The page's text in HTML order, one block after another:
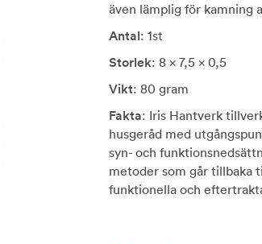
även lämplig för kamning
Antal: 1st
Storlek: 8 x 7,5 x 0,5
Vikt: 80 gram
Fakta: Iris Hantverk
husgeråd med
syn- och
metoder som går tillbaka
funktionella och